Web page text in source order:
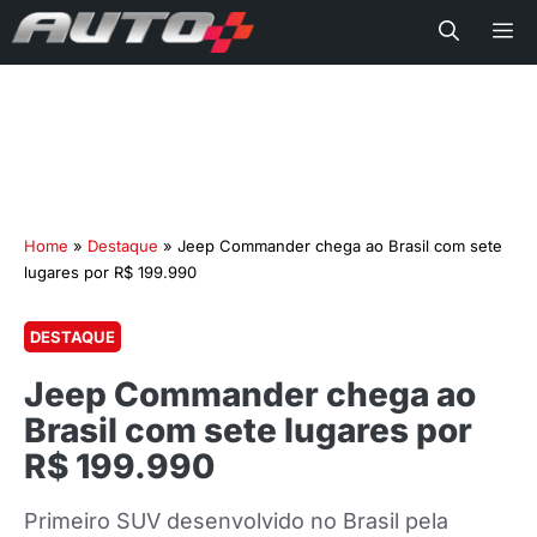
Home » Destaque » Jeep Commander chega ao Brasil com sete
lugares por R$ 199.990
DESTAQUE
Jeep Commander chega ao
Brasil com sete lugares por
R$ 199.990
Primeiro SUV desenvolvido no Brasil pela